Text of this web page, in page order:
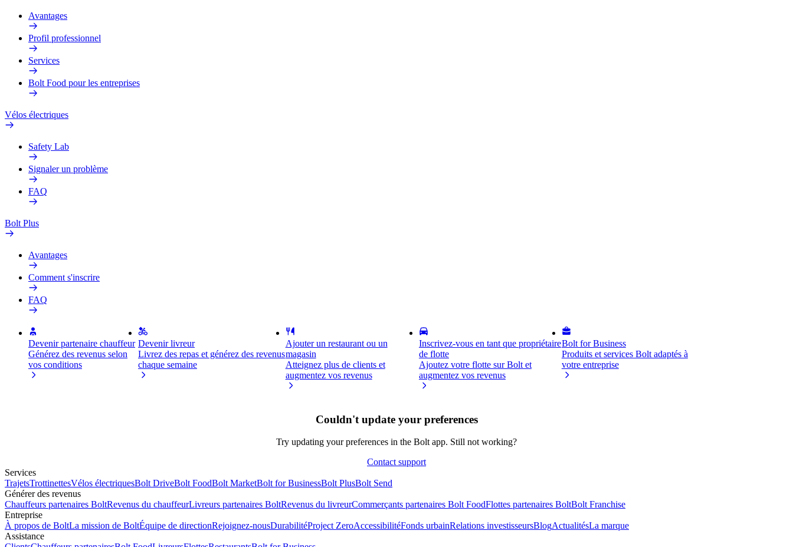
Avantages
Profil professionnel
Services
Bolt Food pour les entreprises
Vélos électriques
Safety Lab
Signaler un problème
FAQ
Bolt Plus
Avantages
Comment s'inscrire
FAQ
Devenir partenaire chauffeur
Générez des revenus selon
vos conditions
Devenir livreur
Livrez des repas et générez des revenus
chaque semaine
Ajouter un restaurant ou un
magasin
Atteignez plus de clients et
augmentez vos revenus
Inscrivez-vous en tant que propriétaire
de flotte
Ajoutez votre flotte sur Bolt et
augmentez vos revenus
Bolt for Business
Produits et services Bolt adaptés à
votre entreprise
Couldn't update your preferences
Try updating your preferences in the Bolt app. Still not working?
Contact support
Services
TrajetsTrottinettesVélos électriquesBolt DriveBolt FoodBolt MarketBolt for BusinessBolt PlusBolt Send
Générer des revenus
Chauffeurs partenaires BoltRevenus du chauffeurLivreurs partenaires BoltRevenus du livreurCommerçants partenaires Bolt FoodFlottes partenaires BoltBolt Franchise
Entreprise
À propos de BoltLa mission de BoltÉquipe de directionRejoignez-nousDurabilitéProject ZeroAccessibilitéFonds urbainRelations investisseursBlogActualitésLa marque
Assistance